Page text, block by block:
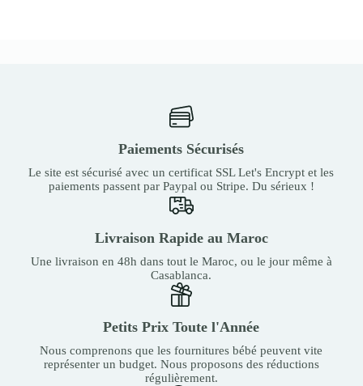
Paiements Sécurisés
Le site est sécurisé avec un certificat SSL Let's Encrypt et les
paiements passent par Paypal ou Stripe. Du sérieux !
Livraison Rapide au Maroc
Une livraison en 48h dans tout le Maroc, ou le jour même à
Casablanca.
Petits Prix Toute l'Année
Nous comprenons que les fournitures bébé peuvent vite
représenter un budget. Nous proposons des réductions
régulièrement.